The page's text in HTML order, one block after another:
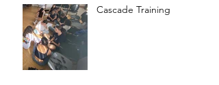
Cascade Training